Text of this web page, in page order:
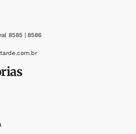
8585 | 8586